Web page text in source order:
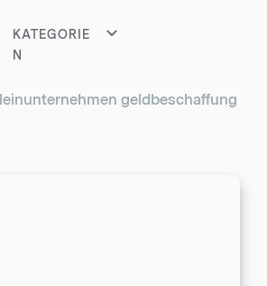
KATEGORIE
N
geldbeschaffung